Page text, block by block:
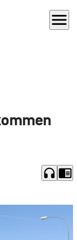
menu
headphones chrome_reader_mode